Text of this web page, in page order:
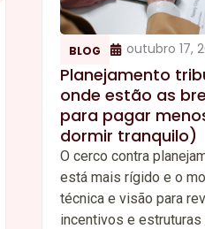
BLOG outubro 17,
Planejamento
onde estão as
para pagar
dormir tranquilo)
O cerco contra
está mais rígido e o
técnica e visão para
incentivos e